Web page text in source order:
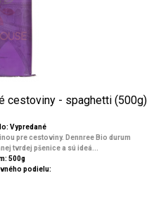
cestoviny - spaghetti (500g)
Vypredané
pre cestoviny. Dennree Bio durum
tvrdej pšenice a sú ideá...
500g
podielu: